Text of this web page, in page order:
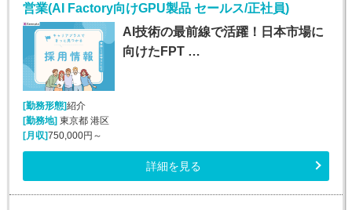
営業(AI Factory向けGPU製品 セールス/正社員)
AI技術の最前線で活躍！日本市場に
向けたFPT …
[勤務形態]紹介
[勤務地]東京都 港区
[月収]750,000円～
詳細を見る